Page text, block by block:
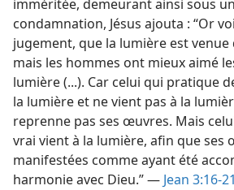
imméritée, demeurant ainsi sous
condamnation, Jésus ajouta : “Or
jugement, que la lumière est
mais les hommes ont mieux aimé
lumière (...). Car celui qui pratique
la lumière et ne vient pas à la
reprenne pas ses œuvres. Mais
vrai vient à la lumière, afin que ses
manifestées comme ayant été
harmonie avec Dieu.” — Jean 3:16-21